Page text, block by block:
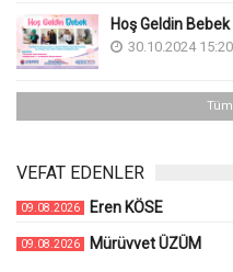
Hoş Geldin
30.10.2024
VEFAT EDENLER
09.08.2026 Eren KÖSE
09.08.2026 Mürüvvet ÜZÜM